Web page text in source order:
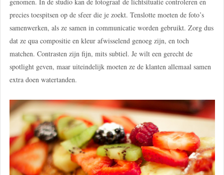
precies toespitsen op de sfeer die je zoekt. Tenslotte moeten de foto’s
samenwerken, als ze samen in communicatie worden gebruikt. Zorg dus
dat ze qua compositie en kleur afwisselend genoeg zijn, en toch
matchen. Contrasten zijn fijn, mits subtiel. Je wilt een gerecht de
spotlight geven, maar uiteindelijk moeten ze de klanten allemaal samen
extra doen watertanden.